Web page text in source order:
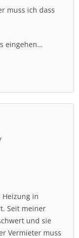
muss ich dass
eingehen…
in
Seit meiner
und sie
Vermieter muss